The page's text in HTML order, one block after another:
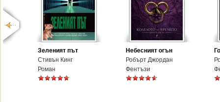
Зеленият път
Стивън Кинг
Роман
Небесният огън
Робърт Джордан
Фентъзи